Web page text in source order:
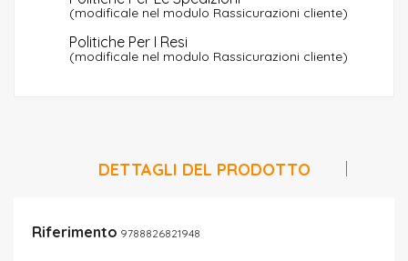
(modificale nel modulo Rassicurazioni cliente)
Politiche Per I Resi
(modificale nel modulo Rassicurazioni cliente)
DETTAGLI DEL PRODOTTO
Riferimento 9788826821948